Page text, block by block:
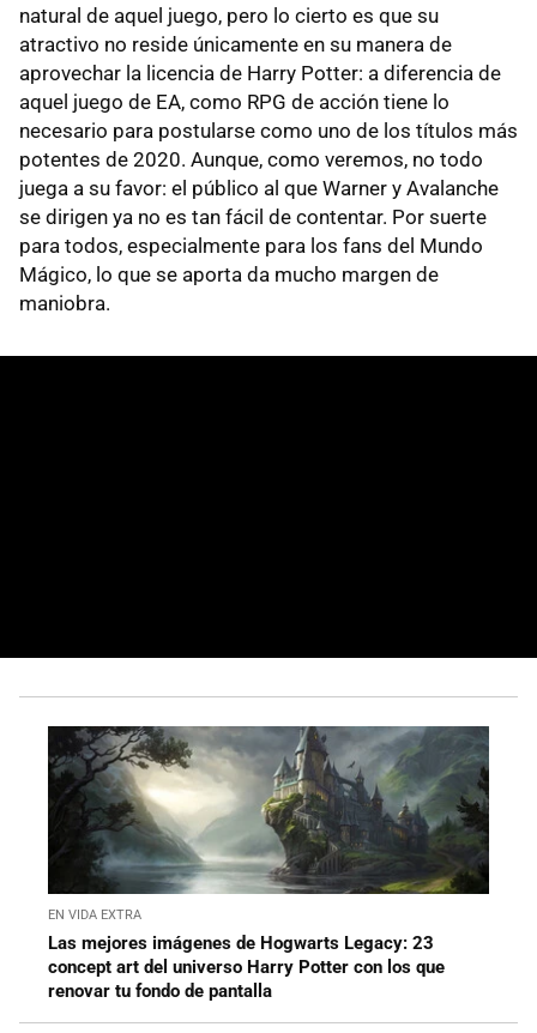
natural de aquel juego, pero lo cierto es que su
atractivo no reside únicamente en su manera de
aprovechar la licencia de Harry Potter: a diferencia de
aquel juego de EA, como RPG de acción tiene lo
necesario para postularse como uno de los títulos más
potentes de 2020. Aunque, como veremos, no todo
juega a su favor: el público al que Warner y Avalanche
se dirigen ya no es tan fácil de contentar. Por suerte
para todos, especialmente para los fans del Mundo
Mágico, lo que se aporta da mucho margen de
maniobra.
EN VIDA EXTRA
Las mejores imágenes de Hogwarts Legacy: 23
concept art del universo Harry Potter con los que
renovar tu fondo de pantalla